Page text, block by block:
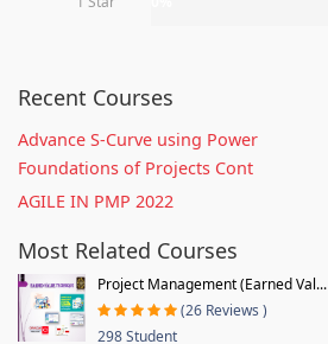
Recent Courses
Advance S-Curve using Power
Foundations of Projects Cont
AGILE IN PMP 2022
Most Related Courses
Project Management (Earned Val...
(26 Reviews )
298 Student